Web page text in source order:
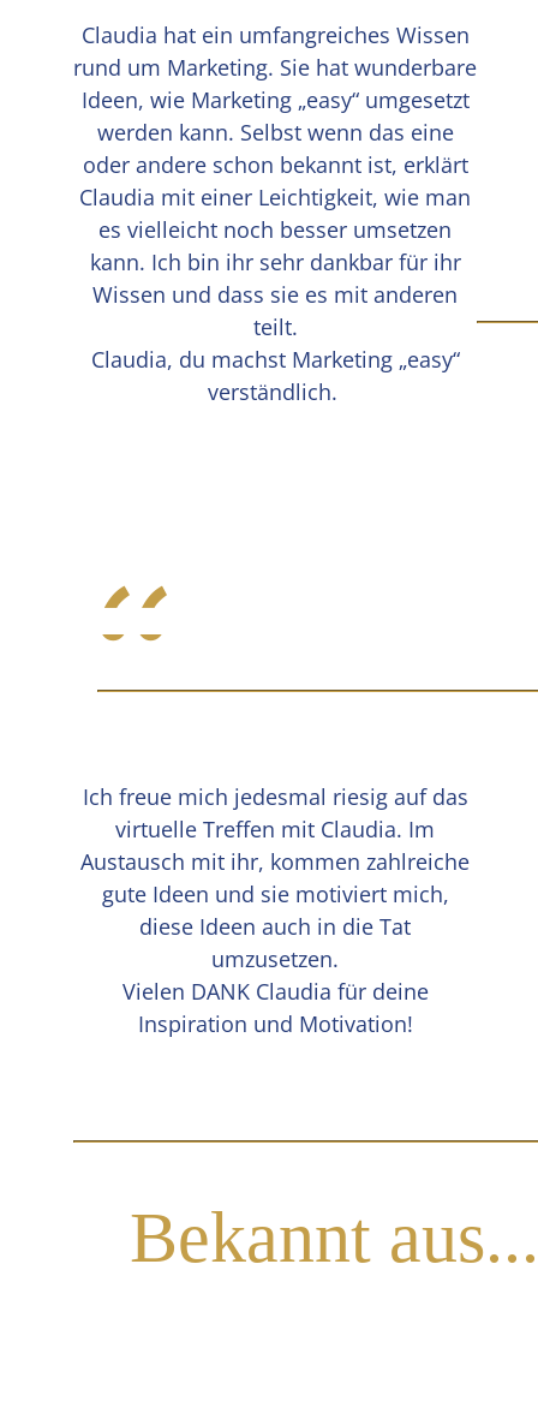
Claudia hat ein umfangreiches Wissen
rund um Marketing. Sie hat wunderbare
Ideen, wie Marketing „easy“ umgesetzt
werden kann. Selbst wenn das eine
oder andere schon bekannt ist, erklärt
Claudia mit einer Leichtigkeit, wie man
es vielleicht noch besser umsetzen
kann. Ich bin ihr sehr dankbar für ihr
Wissen und dass sie es mit anderen
teilt.
Claudia, du machst Marketing „easy“
verständlich.
“
Ich freue mich jedesmal riesig auf das
virtuelle Treffen mit Claudia. Im
Austausch mit ihr, kommen zahlreiche
gute Ideen und sie motiviert mich,
diese Ideen auch in die Tat
umzusetzen.
Vielen DANK Claudia für deine
Inspiration und Motivation!
Bekannt aus...